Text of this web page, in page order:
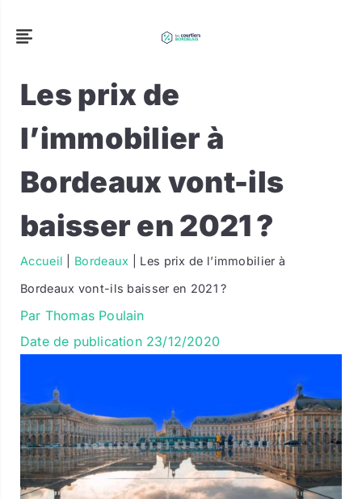
Les prix de
l’immobilier à
Bordeaux vont-ils
baisser en 2021 ?
Accueil Bordeaux
Les prix de l’immobilier à
Bordeaux vont-ils baisser en 2021 ?
Par Thomas Poulain
Date de publication 23/12/2020